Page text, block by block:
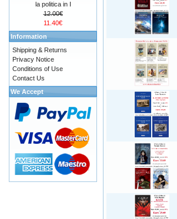
la politica in I
12.00€
11.40€
Information
Shipping & Returns
Privacy Notice
Conditions of Use
Contact Us
We Accept